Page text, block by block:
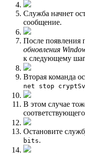
Служба начнет
сообщение.
После появления
обновления
к следующему
Вторая команда
net stop
В этом случае
Остановите
bits.